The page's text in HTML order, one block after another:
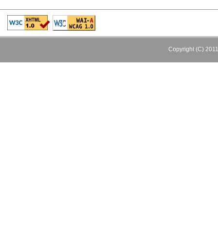
Copyright (C)